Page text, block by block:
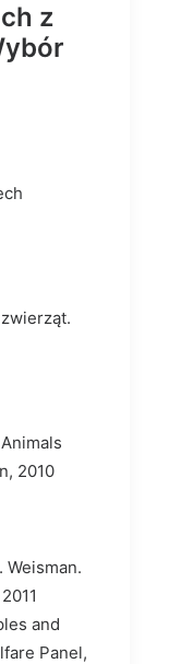
z
2010
Weisman.
and
Panel,